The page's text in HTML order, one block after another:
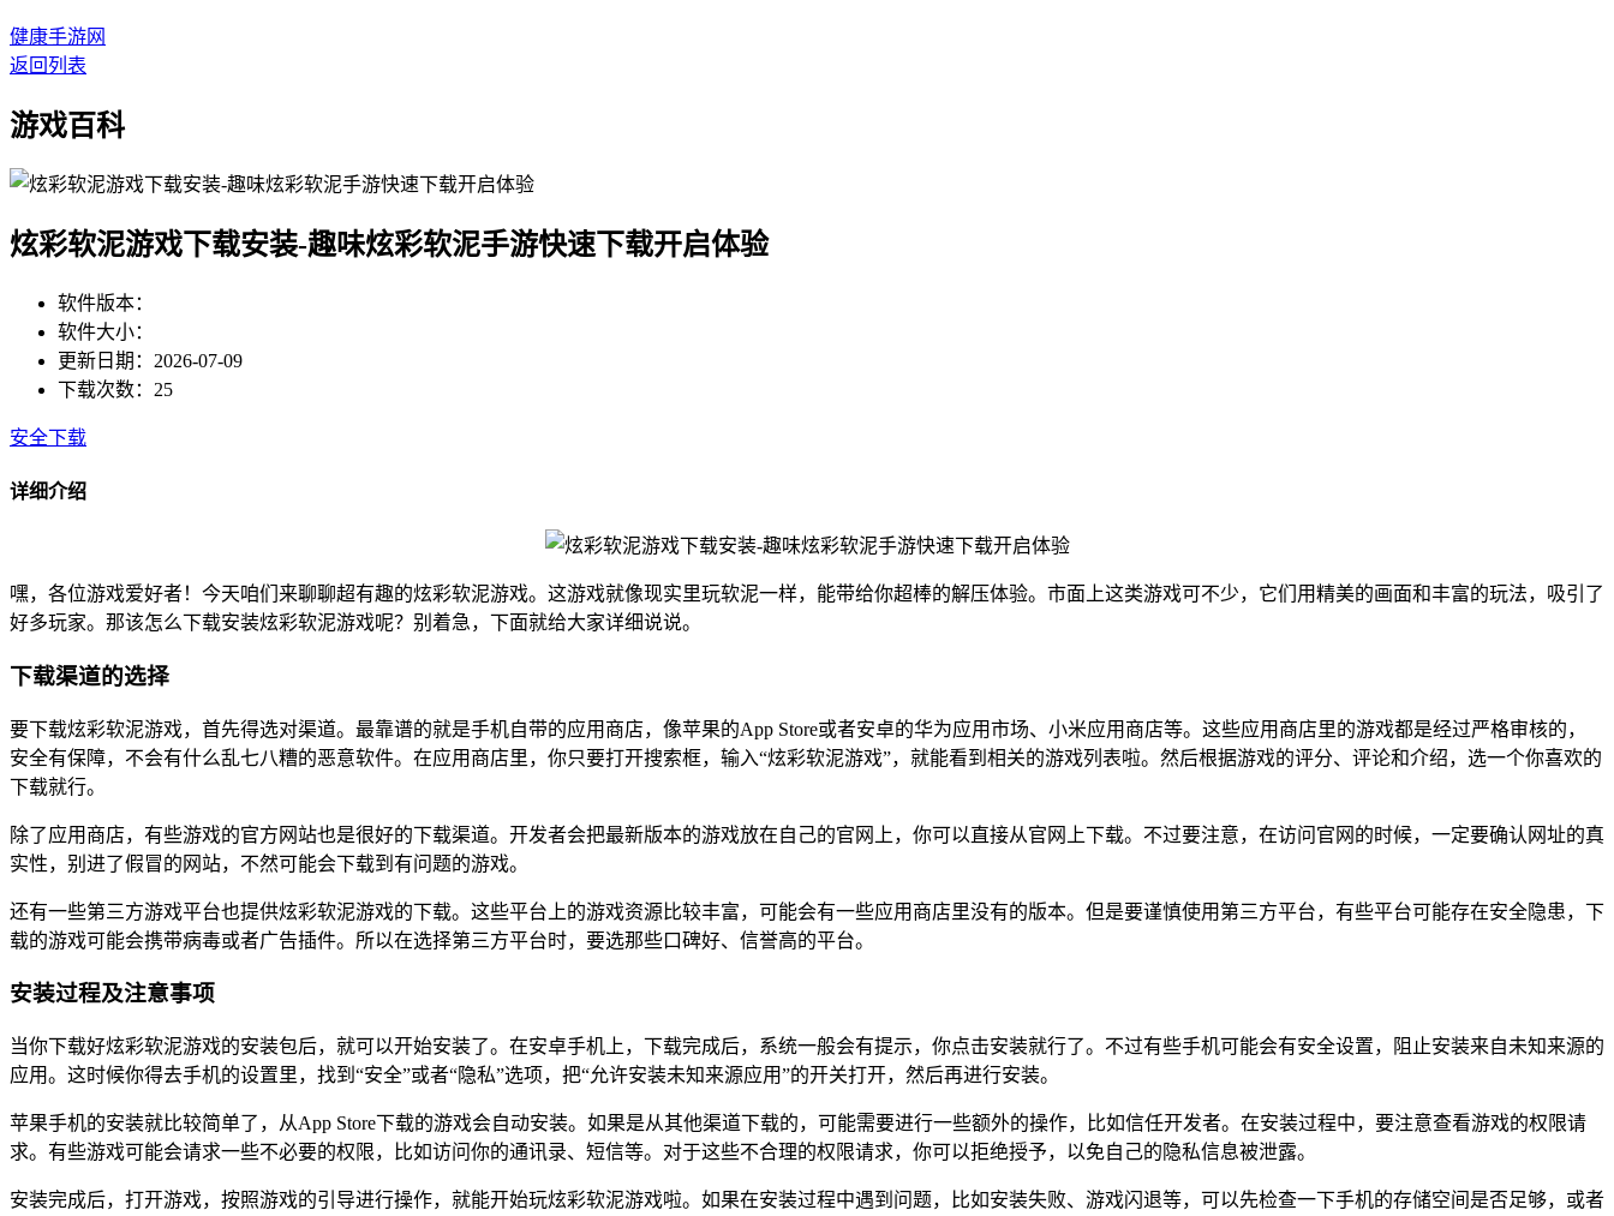
健康手游网
返回列表
游戏百科
炫彩软泥游戏下载安装-趣味炫彩软泥手游快速下载开启体验
软件版本：
软件大小：
更新日期：2026-07-09
下载次数：25
安全下载
详细介绍
嘿，各位游戏爱好者！今天咱们来聊聊超有趣的炫彩软泥游戏。这游戏就像现实里玩软泥一样，能带给你超棒的解压体验。市面上这类游戏可不少，它们用精美的画面和丰富的玩法，吸引了
好多玩家。那该怎么下载安装炫彩软泥游戏呢？别着急，下面就给大家详细说说。
下载渠道的选择
要下载炫彩软泥游戏，首先得选对渠道。最靠谱的就是手机自带的应用商店，像苹果的App Store或者安卓的华为应用市场、小米应用商店等。这些应用商店里的游戏都是经过严格审核的，
安全有保障，不会有什么乱七八糟的恶意软件。在应用商店里，你只要打开搜索框，输入“炫彩软泥游戏”，就能看到相关的游戏列表啦。然后根据游戏的评分、评论和介绍，选一个你喜欢的
下载就行。
除了应用商店，有些游戏的官方网站也是很好的下载渠道。开发者会把最新版本的游戏放在自己的官网上，你可以直接从官网上下载。不过要注意，在访问官网的时候，一定要确认网址的真
实性，别进了假冒的网站，不然可能会下载到有问题的游戏。
还有一些第三方游戏平台也提供炫彩软泥游戏的下载。这些平台上的游戏资源比较丰富，可能会有一些应用商店里没有的版本。但是要谨慎使用第三方平台，有些平台可能存在安全隐患，下
载的游戏可能会携带病毒或者广告插件。所以在选择第三方平台时，要选那些口碑好、信誉高的平台。
安装过程及注意事项
当你下载好炫彩软泥游戏的安装包后，就可以开始安装了。在安卓手机上，下载完成后，系统一般会有提示，你点击安装就行了。不过有些手机可能会有安全设置，阻止安装来自未知来源的
应用。这时候你得去手机的设置里，找到“安全”或者“隐私”选项，把“允许安装未知来源应用”的开关打开，然后再进行安装。
苹果手机的安装就比较简单了，从App Store下载的游戏会自动安装。如果是从其他渠道下载的，可能需要进行一些额外的操作，比如信任开发者。在安装过程中，要注意查看游戏的权限请
求。有些游戏可能会请求一些不必要的权限，比如访问你的通讯录、短信等。对于这些不合理的权限请求，你可以拒绝授予，以免自己的隐私信息被泄露。
安装完成后，打开游戏，按照游戏的引导进行操作，就能开始玩炫彩软泥游戏啦。如果在安装过程中遇到问题，比如安装失败、游戏闪退等，可以先检查一下手机的存储空间是否足够，或者